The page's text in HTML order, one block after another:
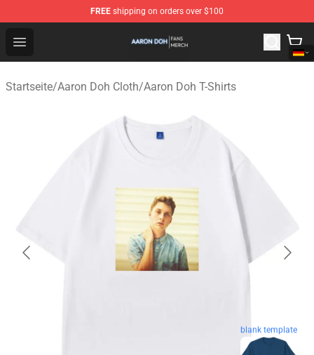
FREE shipping on orders over $100
Open menu
Aaron Doh Shop - Official Aaron Doh Merchandise Store
Startseite/Aaron Doh Cloth/Aaron Doh T-Shirts
blank template